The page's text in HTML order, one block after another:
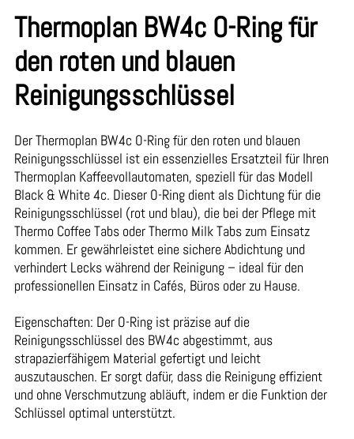
Thermoplan BW4c O-Ring für
den roten und blauen
Reinigungsschlüssel
Der Thermoplan BW4c O-Ring für den roten und blauen
Reinigungsschlüssel ist ein essenzielles Ersatzteil für Ihren
Thermoplan Kaffeevollautomaten, speziell für das Modell
Black & White 4c. Dieser O-Ring dient als Dichtung für die
Reinigungsschlüssel (rot und blau), die bei der Pflege mit
Thermo Coffee Tabs oder Thermo Milk Tabs zum Einsatz
kommen. Er gewährleistet eine sichere Abdichtung und
verhindert Lecks während der Reinigung – ideal für den
professionellen Einsatz in Cafés, Büros oder zu Hause.
Eigenschaften: Der O-Ring ist präzise auf die
Reinigungsschlüssel des BW4c abgestimmt, aus
strapazierfähigem Material gefertigt und leicht
auszutauschen. Er sorgt dafür, dass die Reinigung effizient
und ohne Verschmutzung abläuft, indem er die Funktion der
Schlüssel optimal unterstützt.